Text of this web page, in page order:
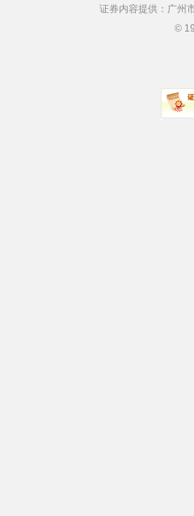
证券内容提供：广州
©